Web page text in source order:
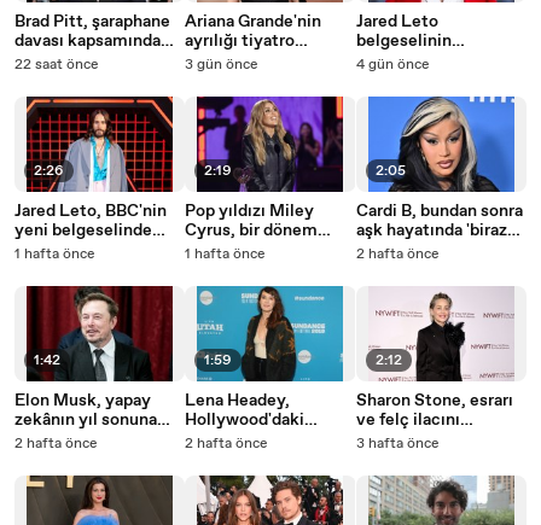
Brad Pitt, şaraphane
davası kapsamında
Angelina Jolie'nin
açıklamasını istiyor
22 saat önce
2:26
Jared Leto, BBC'nin
yeni belgeselinde
cinsel suçlamalarla
1 hafta önce
1:42
Elon Musk, yapay
zekânın yıl sonuna
kadar 'tarihsel olarak
filmi üreteceğini
iddia etti
2 hafta önce
Ariana Grande'nin
ayrılığı tiyatro
yöneticilerini 'çok zor
3 gün önce
2:19
Pop yıldızı Miley
Cyrus, bir dönem
'dünyayı kurtarmak'
1 hafta önce
1:59
Lena Headey,
Hollywood'daki
'tacizcilerin' gördüğü
sözlerle eleştirdi
2 hafta önce
Jared Leto
belgeselinin
yapımcıları, yıldız
Hollywood'a dönüş
yapmasının 'çok zor'
olacağını düşünüyor
4 gün önce
2:05
Cardi B, bundan sonra
aşk hayatında 'biraz
daha seçici' olmayı
2 hafta önce
2:12
Sharon Stone, esrarı
ve felç ilacını
bıraktıktan sonra
olduğunu söyledi
3 hafta önce